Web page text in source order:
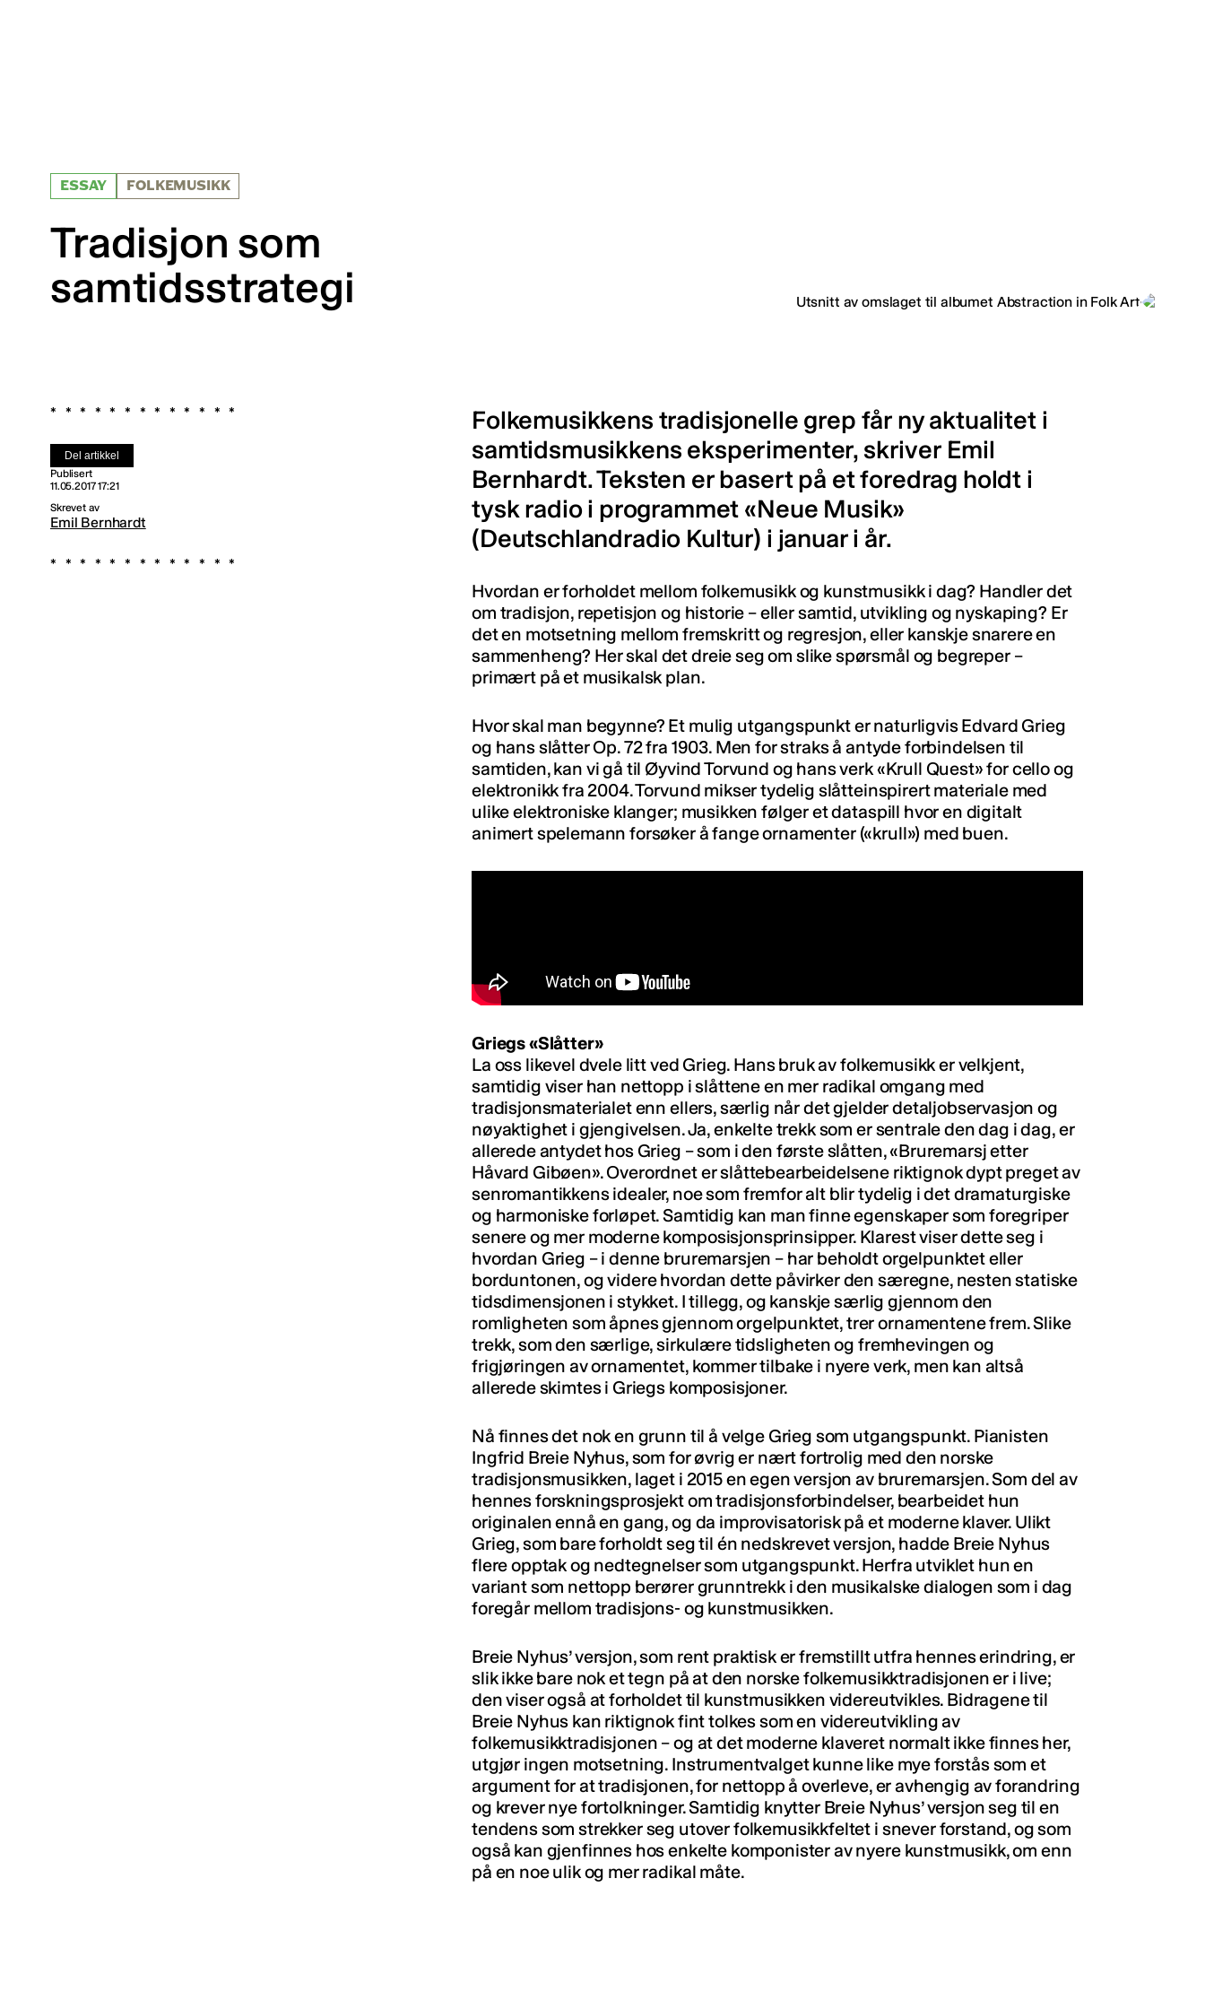
ESSAY FOLKEMUSIKK
Tradisjon som
samtidsstrategi
Del artikkel
Publisert
11.05.2017 17:21
Skrevet av
Emil Bernhardt
Folkemusikkens tradisjonelle grep får ny aktualitet i
samtidsmusikkens eksperimenter, skriver Emil
Bernhardt. Teksten er basert på et foredrag holdt i
tysk radio i programmet «Neue Musik»
(Deutschlandradio Kultur) i januar i år.
Hvordan er forholdet mellom folkemusikk og kunstmusikk i dag? Handler det
om tradisjon, repetisjon og historie – eller samtid, utvikling og nyskaping? Er
det en motsetning mellom fremskritt og regresjon, eller kanskje snarere en
sammenheng? Her skal det dreie seg om slike spørsmål og begreper –
primært på et musikalsk plan.
Hvor skal man begynne? Et mulig utgangspunkt er naturligvis Edvard Grieg
og hans slåtter Op. 72 fra 1903. Men for straks å antyde forbindelsen til
samtiden, kan vi gå til Øyvind Torvund og hans verk «Krull Quest» for cello og
elektronikk fra 2004. Torvund mikser tydelig slåtteinspirert materiale med
ulike elektroniske klanger; musikken følger et dataspill hvor en digitalt
animert spelemann forsøker å fange ornamenter («krull») med buen.
Griegs «Slåtter»
La oss likevel dvele litt ved Grieg. Hans bruk av folkemusikk er velkjent,
samtidig viser han nettopp i slåttene en mer radikal omgang med
tradisjonsmaterialet enn ellers, særlig når det gjelder detaljobservasjon og
nøyaktighet i gjengivelsen. Ja, enkelte trekk som er sentrale den dag i dag, er
allerede antydet hos Grieg – som i den første slåtten, «Bruremarsj etter
Håvard Gibøen». Overordnet er slåttebearbeidelsene riktignok dypt preget av
senromantikkens idealer, noe som fremfor alt blir tydelig i det dramaturgiske
og harmoniske forløpet. Samtidig kan man finne egenskaper som foregriper
senere og mer moderne komposisjonsprinsipper. Klarest viser dette seg i
hvordan Grieg – i denne bruremarsjen – har beholdt orgelpunktet eller
borduntonen, og videre hvordan dette påvirker den særegne, nesten statiske
tidsdimensjonen i stykket. I tillegg, og kanskje særlig gjennom den
romligheten som åpnes gjennom orgelpunktet, trer ornamentene frem. Slike
trekk, som den særlige, sirkulære tidsligheten og fremhevingen og
frigjøringen av ornamentet, kommer tilbake i nyere verk, men kan altså
allerede skimtes i Griegs komposisjoner.
Nå finnes det nok en grunn til å velge Grieg som utgangspunkt. Pianisten
Ingfrid Breie Nyhus, som for øvrig er nært fortrolig med den norske
tradisjonsmusikken, laget i 2015 en egen versjon av bruremarsjen. Som del av
hennes forskningsprosjekt om tradisjonsforbindelser, bearbeidet hun
originalen ennå en gang, og da improvisatorisk på et moderne klaver. Ulikt
Grieg, som bare forholdt seg til én nedskrevet versjon, hadde Breie Nyhus
flere opptak og nedtegnelser som utgangspunkt. Herfra utviklet hun en
variant som nettopp berører grunntrekk i den musikalske dialogen som i dag
foregår mellom tradisjons- og kunstmusikken.
Breie Nyhus’ versjon, som rent praktisk er fremstillt utfra hennes erindring, er
slik ikke bare nok et tegn på at den norske folkemusikktradisjonen er i live;
den viser også at forholdet til kunstmusikken videreutvikles. Bidragene til
Breie Nyhus kan riktignok fint tolkes som en videreutvikling av
folkemusikktradisjonen – og at det moderne klaveret normalt ikke finnes her,
utgjør ingen motsetning. Instrumentvalget kunne like mye forstås som et
argument for at tradisjonen, for nettopp å overleve, er avhengig av forandring
og krever nye fortolkninger. Samtidig knytter Breie Nyhus’ versjon seg til en
tendens som strekker seg utover folkemusikkfeltet i snever forstand, og som
også kan gjenfinnes hos enkelte komponister av nyere kunstmusikk, om enn
på en noe ulik og mer radikal måte.